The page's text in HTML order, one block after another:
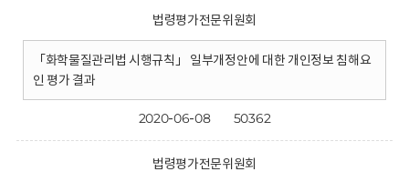
법령평가전문위원회
「화학물질관리법 시행규칙」 일부개정안에 대한 개인정보 침해요
인 평가 결과
2020-06-08 50362
법령평가전문위원회